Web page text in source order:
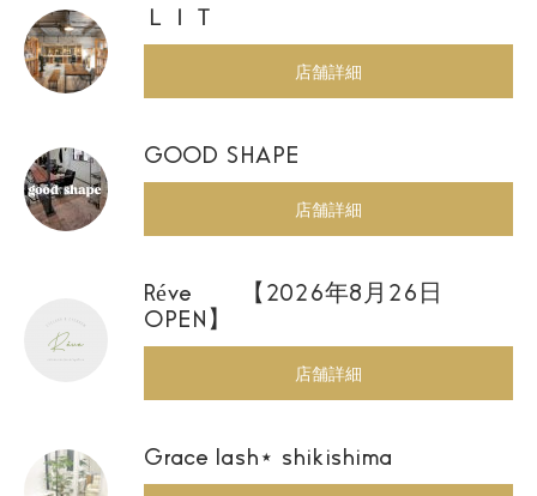
ＬＩＴ
店舗詳細
GOOD SHAPE
店舗詳細
Réve 【2026年8月26日
OPEN】
店舗詳細
Grace lash⋆ shikishima